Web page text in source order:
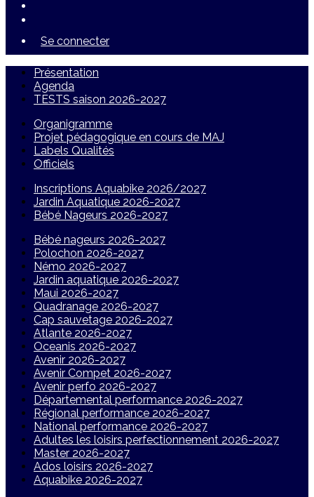
Se connecter
Présentation
Agenda
TESTS saison 2026-2027
Organigramme
Projet pédagogique en cours de MAJ
Labels Qualités
Officiels
Inscriptions Aquabike 2026/2027
Jardin Aquatique 2026-2027
Bébé Nageurs 2026-2027
Bébé nageurs 2026-2027
Polochon 2026-2027
Némo 2026-2027
Jardin aquatique 2026-2027
Maui 2026-2027
Quadranage 2026-2027
Cap sauvetage 2026-2027
Atlante 2026-2027
Oceanis 2026-2027
Avenir 2026-2027
Avenir Compet 2026-2027
Avenir perfo 2026-2027
Départemental performance 2026-2027
Régional performance 2026-2027
National performance 2026-2027
Adultes les loisirs perfectionnement 2026-2027
Master 2026-2027
Ados loisirs 2026-2027
Aquabike 2026-2027